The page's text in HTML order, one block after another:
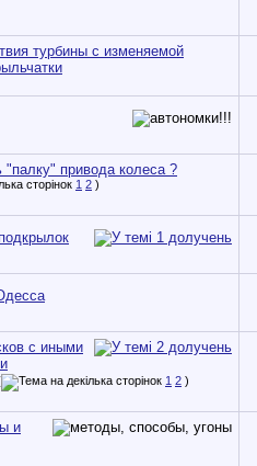
турбины с изменяемой
"палку" привода колеса ?
1 2 )
с иными
1 2 )
и